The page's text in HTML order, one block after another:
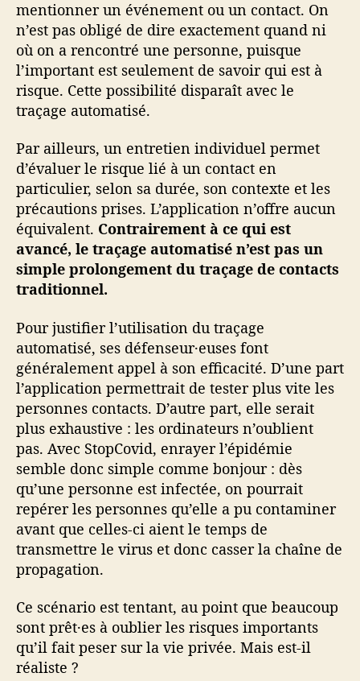
mentionner un événement ou un contact. On
n’est pas obligé de dire exactement quand ni
où on a rencontré une personne, puisque
l’important est seulement de savoir qui est à
risque. Cette possibilité disparaît avec le
traçage automatisé.
Par ailleurs, un entretien individuel permet
d’évaluer le risque lié à un contact en
particulier, selon sa durée, son contexte et les
précautions prises. L’application n’offre aucun
équivalent. Contrairement à ce qui est
avancé, le traçage automatisé n’est pas un
simple prolongement du traçage de contacts
traditionnel.
Pour justifier l’utilisation du traçage
automatisé, ses défenseur·euses font
généralement appel à son efficacité. D’une part
l’application permettrait de tester plus vite les
personnes contacts. D’autre part, elle serait
plus exhaustive : les ordinateurs n’oublient
pas. Avec StopCovid, enrayer l’épidémie
semble donc simple comme bonjour : dès
qu’une personne est infectée, on pourrait
repérer les personnes qu’elle a pu contaminer
avant que celles-ci aient le temps de
transmettre le virus et donc casser la chaîne de
propagation.
Ce scénario est tentant, au point que beaucoup
sont prêt·es à oublier les risques importants
qu’il fait peser sur la vie privée. Mais est-il
réaliste ?